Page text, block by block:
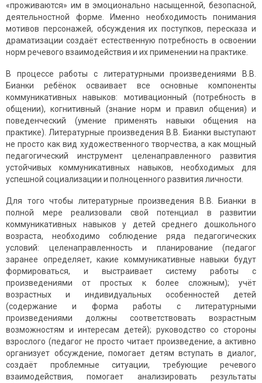
«проживаются» им в эмоционально насыщенной, безопасной,
деятельностной форме. Именно необходимость понимания
мотивов персонажей, обсуждения их поступков, пересказа и
драматизации создаёт естественную потребность в освоении
норм речевого взаимодействия и их применении на практике.
В процессе работы с литературными произведениями В.В.
Бианки ребёнок осваивает все основные компоненты
коммуникативных навыков: мотивационный (потребность в
общении), когнитивный (знание норм и правил общения) и
поведенческий (умение применять навыки общения на
практике). Литературные произведения В.В. Бианки выступают
не просто как вид художественного творчества, а как мощный
педагогический инструмент целенаправленного развития
устойчивых коммуникативных навыков, необходимых для
успешной социализации и полноценного развития личности.
Для того чтобы литературные произведения В.В. Бианки в
полной мере реализовали свой потенциал в развитии
коммуникативных навыков у детей среднего дошкольного
возраста, необходимо соблюдение ряда педагогических
условий: целенаправленность и планирование (педагог
заранее определяет, какие коммуникативные навыки будут
формироваться, и выстраивает систему работы с
произведениями от простых к более сложным); учёт
возрастных и индивидуальных особенностей детей
(содержание и форма работы с литературными
произведениями должны соответствовать возрастным
возможностям и интересам детей); руководство со стороны
взрослого (педагог не просто читает произведение, а активно
организует обсуждение, помогает детям вступать в диалог,
создаёт проблемные ситуации, требующие речевого
взаимодействия, помогает анализировать результаты